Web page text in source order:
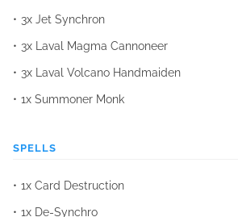
3x Jet Synchron
3x Laval Magma Cannoneer
3x Laval Volcano Handmaiden
1x Summoner Monk
SPELLS
1x Card Destruction
1x De-Synchro